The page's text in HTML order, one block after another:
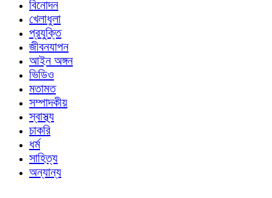
বিনোদন
খেলাধুলা
প্রযুক্তি
জীবনযাপন
আইন অঙ্গন
ভিডিও
মতামত
সম্পাদকীয়
স্বাস্থ্য
চাকরি
ধর্ম
সাহিত্য
অন্যান্য